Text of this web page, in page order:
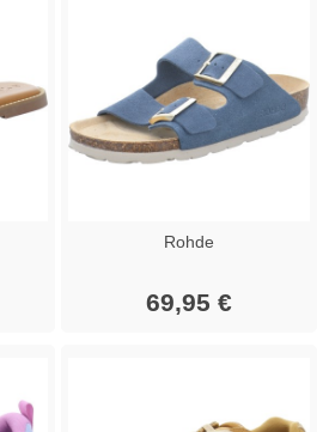
Rohde
69,95 €